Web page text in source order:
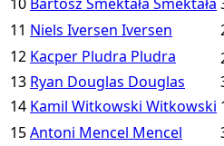
11 Niels Iversen Iversen
12 Kacper Pludra Pludra
13 Ryan Douglas Douglas
14 Kamil Witkowski Witkowski
15Antoni Mencel Mencel